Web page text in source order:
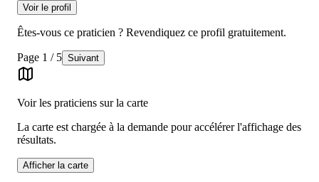
Voir le profil
Êtes-vous ce praticien ? Revendiquez ce profil gratuitement.
Page 1 / 5 Suivant
Voir les praticiens sur la carte
La carte est chargée à la demande pour accélérer l'affichage des
résultats.
Afficher la carte